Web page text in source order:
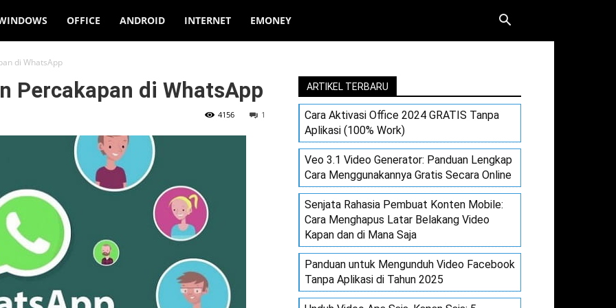
OFFICE ANDROID INTERNET EMONEY
di WhatsApp
Percakapan di WhatsApp
1
4156
ARTIKEL TERBARU
Cara Aktivasi Office 2024 GRATIS Tanpa
Aplikasi (100% Work)
Veo 3.1 Video Generator: Panduan Lengkap
Cara Menggunakannya Gratis Secara Online
Senjata Rahasia Pembuat Konten Mobile:
Cara Menghapus Latar Belakang Video
Kapan dan di Mana Saja
Panduan untuk Mengunduh Video Facebook
Tanpa Aplikasi di Tahun 2025